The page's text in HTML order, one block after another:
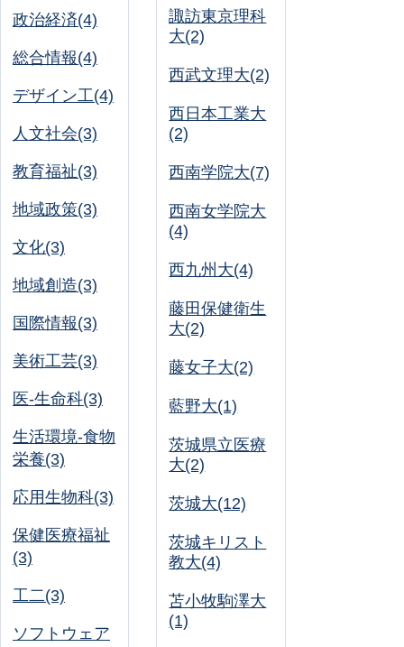
政治経済(4)
総合情報(4)
デザイン工(4)
人文社会(3)
教育福祉(3)
地域政策(3)
文化(3)
地域創造(3)
国際情報(3)
美術工芸(3)
医-生命科(3)
生活環境-食物
栄養(3)
応用生物科(3)
保健医療福祉
(3)
工二(3)
ソフトウェア
諏訪東京理科
大(2)
西武文理大(2)
西日本工業大
(2)
西南学院大(7)
西南女学院大
(4)
西九州大(4)
藤田保健衛生
大(2)
藤女子大(2)
藍野大(1)
茨城県立医療
大(2)
茨城大(12)
茨城キリスト
教大(4)
苫小牧駒澤大
(1)